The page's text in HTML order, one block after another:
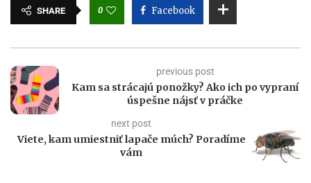
SHARE 0 Facebook
previous post
Kam sa strácajú ponožky? Ako ich po vypraní
úspešne nájsť v práčke
next post
Viete, kam umiestniť lapače múch? Poradíme
vám